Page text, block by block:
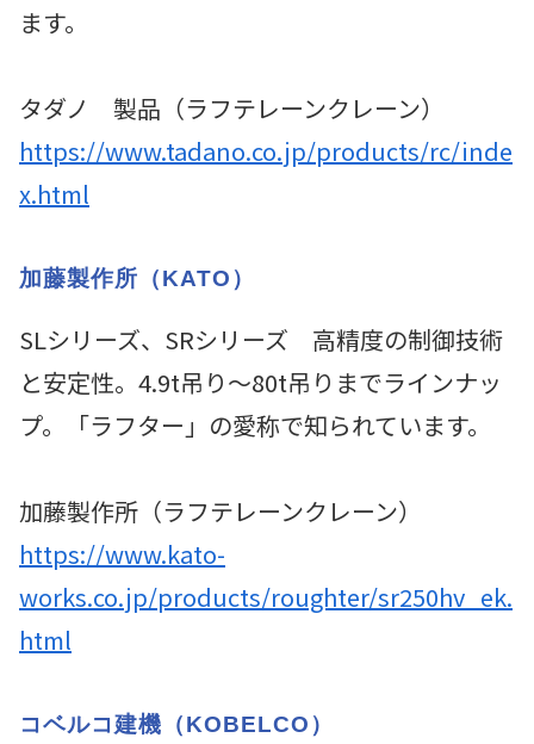
ます。
タダノ 製品（ラフテレーンクレーン）
https://www.tadano.co.jp/products/rc/inde
x.html
加藤製作所（KATO）
SLシリーズ、SRシリーズ 高精度の制御技術
と安定性。4.9t吊り～80t吊りまでラインナッ
プ。「ラフター」の愛称で知られています。
加藤製作所（ラフテレーンクレーン）
https://www.kato-
works.co.jp/products/roughter/sr250hv_ek.
html
コベルコ建機（KOBELCO）